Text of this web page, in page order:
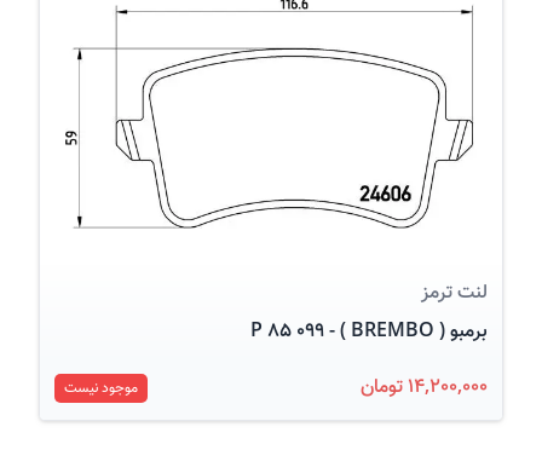
لنت ترمز
برمبو ( BREMBO ) - P 85 099
14,200,000 تومان
موجود نیست